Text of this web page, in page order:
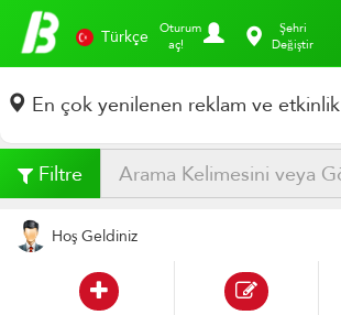
Türkçe Oturum
aç!
Şehri
Değiştir
En çok yenilenen reklam ve etkinlik
Filtre
Hoş Geldiniz